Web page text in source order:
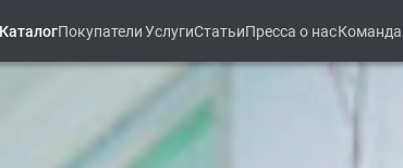
КаталогПокупателиУслугиСтатьиПресса о насКоманда